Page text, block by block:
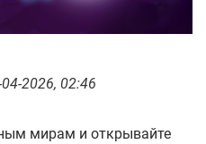
2026, 02:46
мирам и открывайте